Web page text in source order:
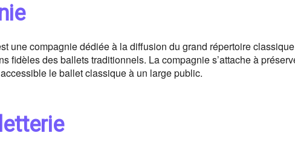
une compagnie dédiée à la diffusion du grand répertoire
fidèles des ballets traditionnels. La compagnie s’attache à
le ballet classique à un large public.